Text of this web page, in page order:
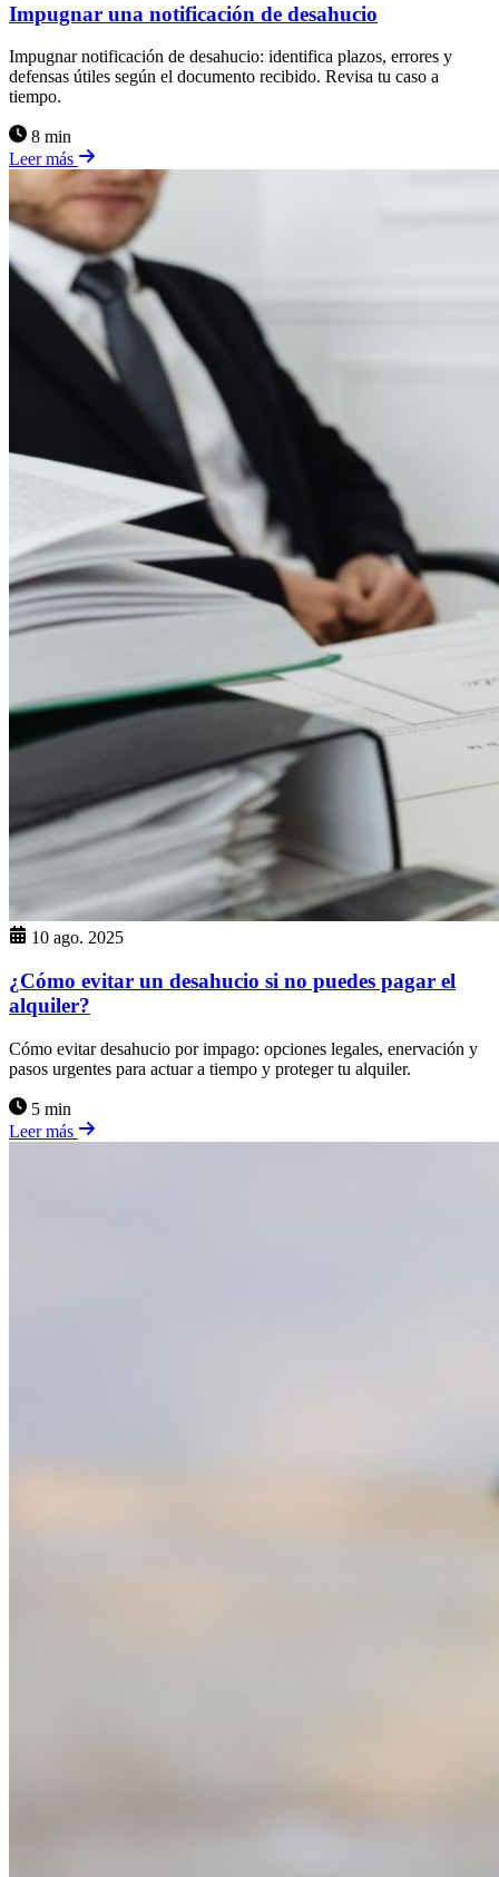
Impugnar una notificación de desahucio
Impugnar notificación de desahucio: identifica plazos, errores y
defensas útiles según el documento recibido. Revisa tu caso a
tiempo.
8 min
Leer más
10 ago. 2025
¿Cómo evitar un desahucio si no puedes pagar el
alquiler?
Cómo evitar desahucio por impago: opciones legales, enervación y
pasos urgentes para actuar a tiempo y proteger tu alquiler.
5 min
Leer más